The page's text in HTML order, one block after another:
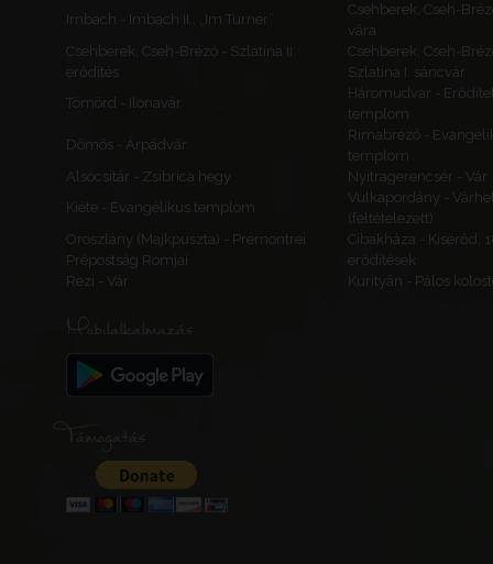
Imbach - Imbach II., „Im Turner”
Csehberek, Cseh-
vára
Csehberek, Cseh-Brézó - Szlatina II.
erődítés
Csehberek, Cseh-
Szlatina I. sáncvár
Tömörd - Ilonavár
Háromudvar -
templom
Dömös - Árpádvár
Rimabrézó -
templom
Alsócsitár - Zsibrica hegy
Nyitragerencsér - Vár
Kiéte - Evangélikus templom
Vulkapordány -
(feltételezett)
Oroszlány (Majkpuszta) - Premontrei
Prépostság Romjai
Cibakháza - Kiserőd,
erődítések
Rezi - Vár
Kurityán - Pálos
Mobilalkalmazás
Támogatás